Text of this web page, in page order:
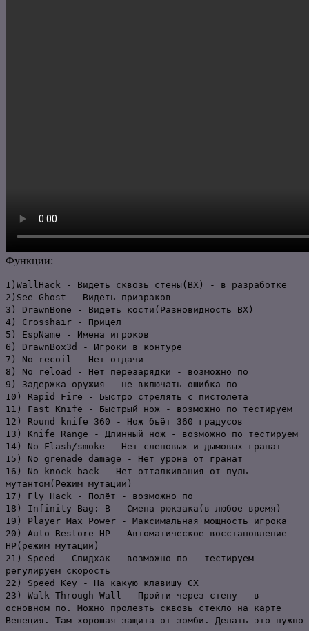
Функции:
1)WallHack - Видеть сквозь стены(ВХ) - в разработке
2)See Ghost - Видеть призраков
3) DrawnBone - Видеть кости(Разновидность ВХ)
4) Crosshair - Прицел
5) EspName - Имена игроков
6) DrawnBox3d - Игроки в контуре
7) No recoil - Нет отдачи
8) No reload - Нет перезарядки - возможно по
9) Задержка оружия - не включать ошибка по
10) Rapid Fire - Быстро стрелять с пистолета
11) Fast Knife - Быстрый нож - возможно по тестируем
12) Round knife 360 - Нож бьёт 360 градусов
13) Knife Range - Длинный нож - возможно по тестируем
14) No Flash/smoke - Нет слеповых и дымовых гранат
15) No grenade damage - Нет урона от гранат
16) No knock back - Нет отталкивания от пуль
мутантом(Режим мутации)
17) Fly Hack - Полёт - возможно по
18) Infinity Bag: В - Смена рюкзака(в любое время)
19) Player Max Power - Максимальная мощность игрока
20) Auto Restore HP - Автоматическое восстановление
HP(режим мутации)
21) Speed - Спидхак - возможно по - тестируем
регулируем скорость
22) Speed Key - На какую клавишу СХ
23) Walk Through Wall - Пройти через стену - в
основном по. Можно пролезть сквозь стекло на карте
Венеция. Там хорошая защита от зомби. Делать это нужно